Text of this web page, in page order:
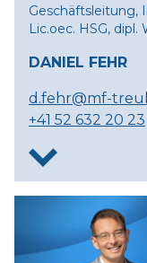
Geschäftsleitung,
Lic.oec. HSG,
DANIEL FEHR
d.fehr@mf-
+41 52 632 20 23